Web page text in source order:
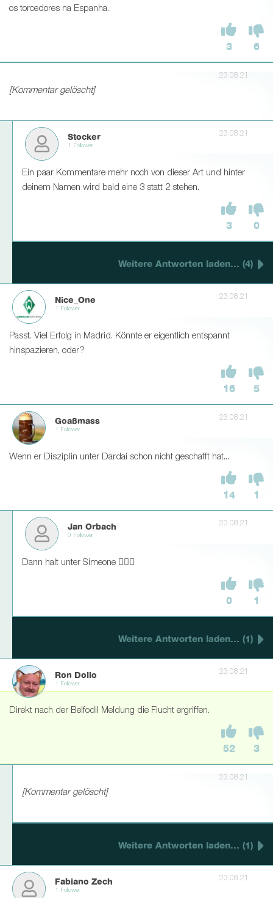
os torcedores na Espanha.
3 6
23.08.21
[Kommentar gelöscht]
Stocker
1 Follower
23.08.21
Ein paar Kommentare mehr noch von dieser Art und hinter
deinem Namen wird bald eine 3 statt 2 stehen.
3 0
Weitere Antworten laden... (4)
Nice_One
1 Follower
23.08.21
Passt. Viel Erfolg in Madrid. Könnte er eigentlich entspannt
hinspazieren, oder?
16 5
Goaßmass
1 Follower
23.08.21
Wenn er Disziplin unter Dardai schon nicht geschafft hat...
14 1
Jan Orbach
0 Follower
23.08.21
Dann halt unter Simeone 🤷🏻‍♂
0 1
Weitere Antworten laden... (1)
Ron Dollo
1 Follower
23.08.21
Direkt nach der Belfodil Meldung die Flucht ergriffen.
52 3
23.08.21
[Kommentar gelöscht]
Weitere Antworten laden... (1)
Fabiano Zech
1 Follower
23.08.21